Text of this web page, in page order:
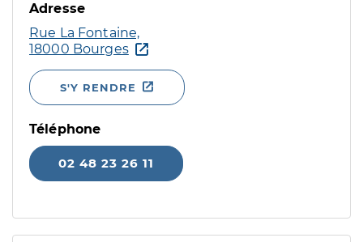
Adresse
Rue La Fontaine,
18000 Bourges
S'Y RENDRE
Téléphone
02 48 23 26 11